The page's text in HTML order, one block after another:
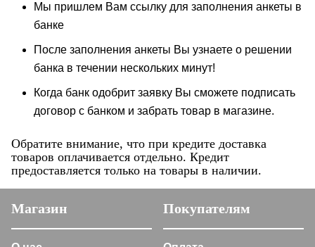
Мы пришлем Вам ссылку для заполнения анкеты в
банке
После заполнения анкеты Вы узнаете о решении
банка в течении нескольких минут!
Когда банк одобрит заявку Вы сможете подписать
договор с банком и забрать товар в магазине.
Обратите внимание, что при кредите доставка
товаров оплачивается отдельно. Кредит
предоставляется только на товары в наличии.
Магазин Покупателям